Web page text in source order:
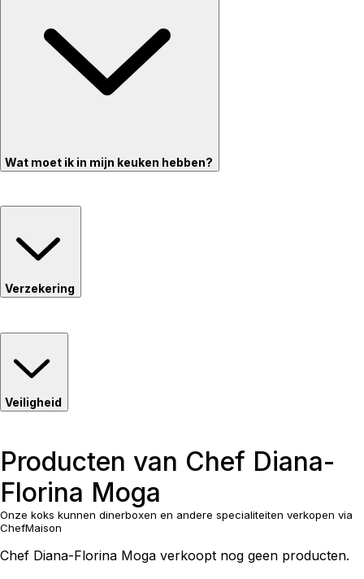
Wat moet ik in mijn keuken hebben?
Verzekering
Veiligheid
Producten van Chef Diana-
Florina Moga
Onze koks kunnen dinerboxen en andere specialiteiten verkopen via
ChefMaison
Chef Diana-Florina Moga verkoopt nog geen producten.